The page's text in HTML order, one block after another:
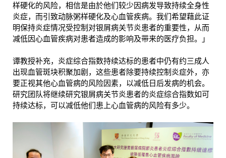
样硬化的风险，相信是由於他们较少因病发导致持续全身性
炎症，而引致动脉粥样硬化及心血管疾病。我们希望藉此证
明保持炎症情况受控制对银屑病关节炎患者的重要性，从而
减低因心血管疾病对患者造成的影响及带来的医疗负担。」
谭教授补充，炎症综合指数持续达标的患者中仍有约三成人
出现血管斑块积聚加剧，这些患者除要持续控制炎症外，亦
要正视其他心血管病的风险因素，以减低日后发病的机会。
研究团队将继续研究银屑病关节炎患者的炎症综合指数如可
持续达标，可以减低他们患上心血管病的风险有多少。